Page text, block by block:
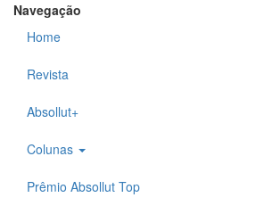
Navegação
Home
Revista
Absollut+
Colunas
Prêmio Absollut Top